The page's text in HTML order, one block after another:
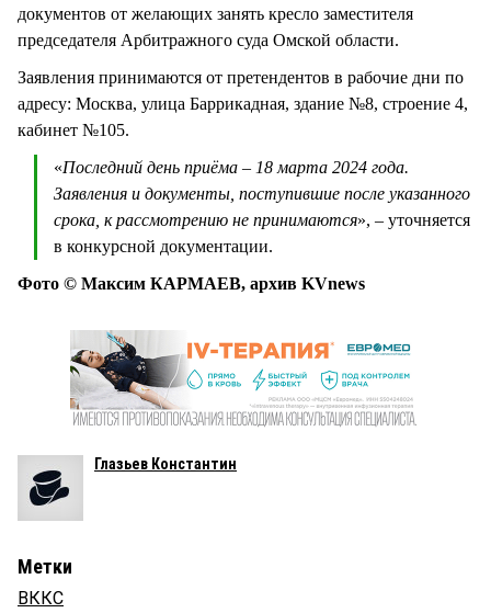
документов от желающих занять кресло заместителя
председателя Арбитражного суда Омской области.
Заявления принимаются от претендентов в рабочие дни по
адресу: Москва, улица Баррикадная, здание №8, строение 4,
кабинет №105.
«Последний день приёма – 18 марта 2024 года.
Заявления и документы, поступившие после указанного
срока, к рассмотрению не принимаются», – уточняется
в конкурсной документации.
Фото © Максим КАРМАЕВ, архив KVnews
Глазьев Константин
Метки
ВККС